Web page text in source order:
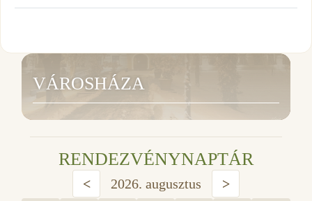
VÁROSHÁZA
RENDEZVÉNYNAPTÁR
< 2026. augusztus >